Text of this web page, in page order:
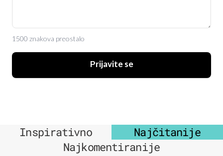
1500 znakova preostalo
Prijavite se
Inspirativno
Najčitanije
Najkomentiranije